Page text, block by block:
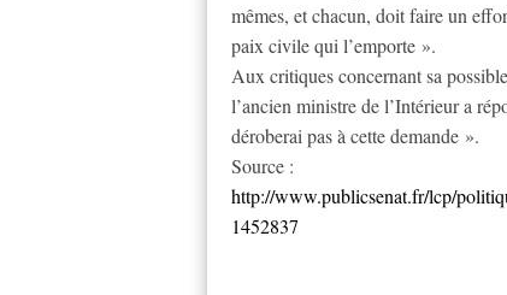
mêmes, et chacun, doit faire un
paix civile qui l’emporte ».
Aux critiques concernant sa
l’ancien ministre de l’Intérieur a
déroberai pas à cette demande ».
Source :
http://www.publicsenat.fr/lcp/
1452837